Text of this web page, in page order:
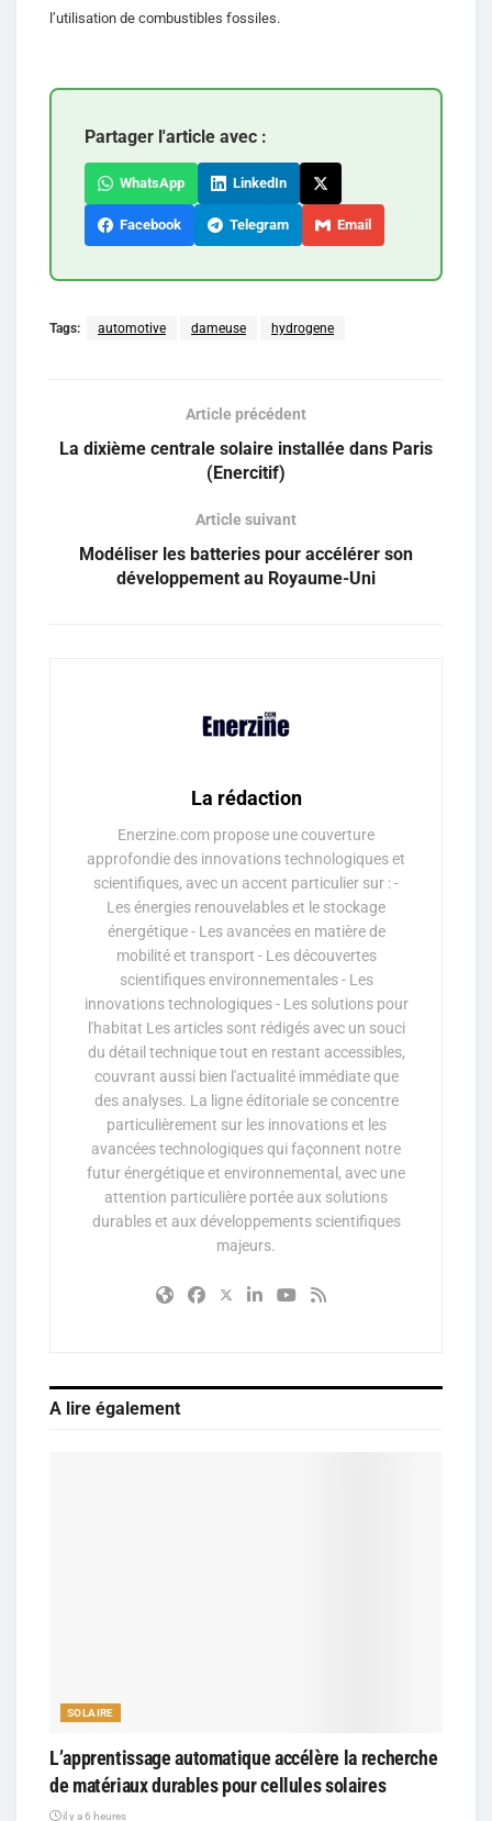
l’utilisation de combustibles fossiles.
Partager l'article avec :
WhatsApp LinkedIn
Facebook Telegram Email
Tags: automotive dameuse hydrogene
Article précédent
La dixième centrale solaire installée dans Paris
(Enercitif)
Article suivant
Modéliser les batteries pour accélérer son
développement au Royaume-Uni
La rédaction
Enerzine.com propose une couverture
approfondie des innovations technologiques et
scientifiques, avec un accent particulier sur : -
Les énergies renouvelables et le stockage
énergétique - Les avancées en matière de
mobilité et transport - Les découvertes
scientifiques environnementales - Les
innovations technologiques - Les solutions pour
l'habitat Les articles sont rédigés avec un souci
du détail technique tout en restant accessibles,
couvrant aussi bien l'actualité immédiate que
des analyses. La ligne éditoriale se concentre
particulièrement sur les innovations et les
avancées technologiques qui façonnent notre
futur énergétique et environnemental, avec une
attention particulière portée aux solutions
durables et aux développements scientifiques
majeurs.
A lire également
SOLAIRE
L’apprentissage automatique accélère la recherche
de matériaux durables pour cellules solaires
il y a 6 heures